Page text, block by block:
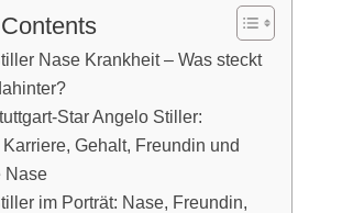
Nase Krankheit – Was steckt
Star Angelo Stiller:
Gehalt, Freundin und
Nase
im Porträt: Nase, Freundin,